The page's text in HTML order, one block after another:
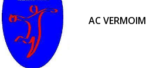
AC VERMOIM